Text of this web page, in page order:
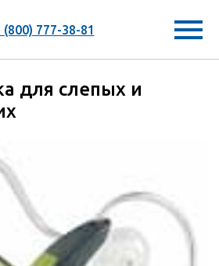
(800) 777-38-81
для слепых и